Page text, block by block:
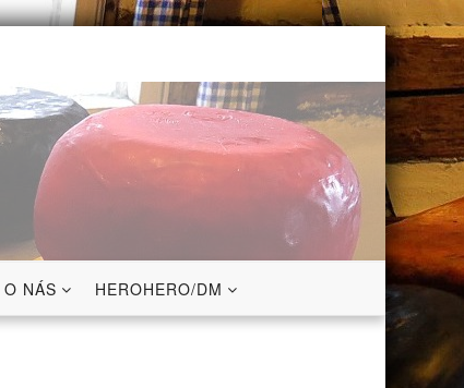
O NÁS HEROHERO/DM